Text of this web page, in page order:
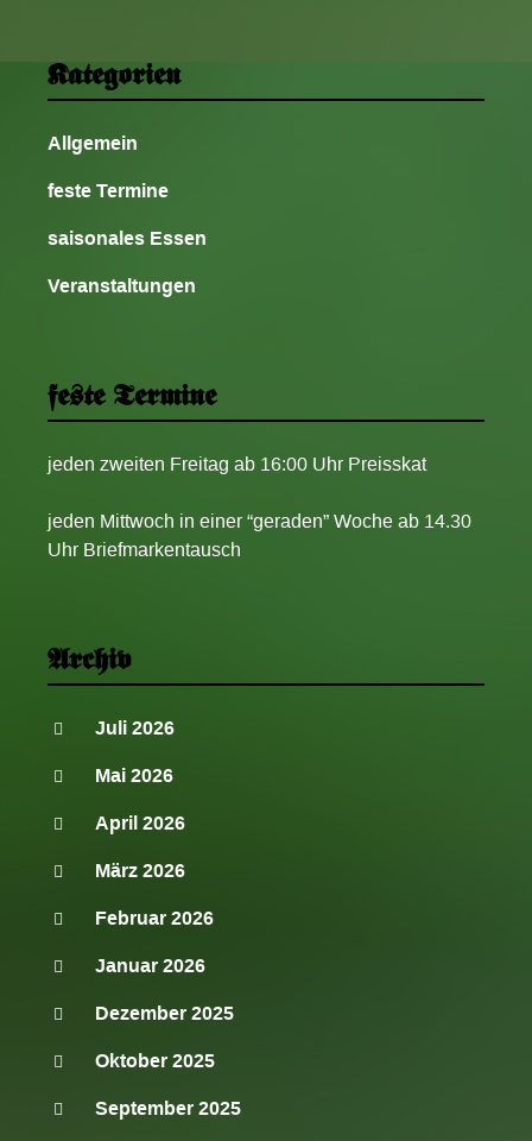
Kategorien
Allgemein
feste Termine
saisonales Essen
Veranstaltungen
feste Termine
jeden zweiten Freitag ab 16:00 Uhr Preisskat
jeden Mittwoch in einer “geraden” Woche ab 14.30
Uhr Briefmarkentausch
Archiv
Juli 2026
Mai 2026
April 2026
März 2026
Februar 2026
Januar 2026
Dezember 2025
Oktober 2025
September 2025